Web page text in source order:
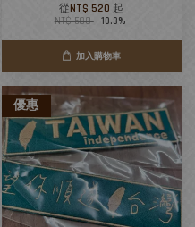
從NT$ 520 起
NT$ 580 -10.3%
加入購物車
優惠